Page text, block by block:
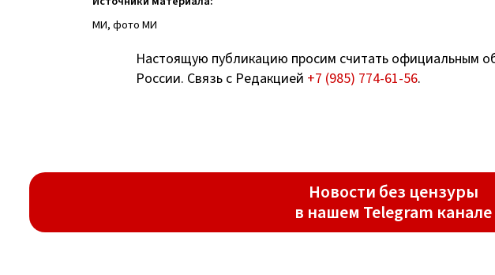
МИ, фото МИ
Настоящую публикацию просим считать официальным
России. Связь с Редакцией +7 (985) 774-61-56.
Новости без цензуры
в нашем Telegram канале